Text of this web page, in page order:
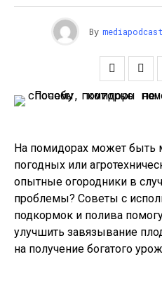
By mediapodcast
На помидорах может быть
погодных или
опытные огородники в
проблемы? Советы с
подкормок и полива
улучшить завязывание
на получение богатого